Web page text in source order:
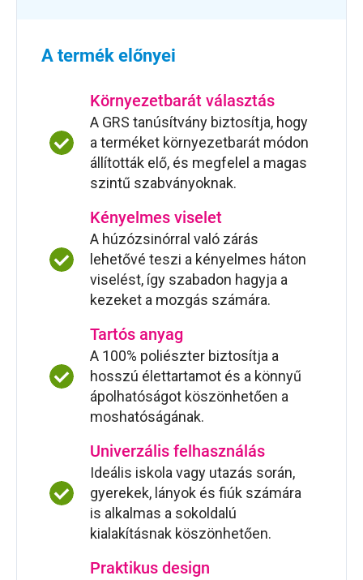
A termék előnyei
Környezetbarát választás
A GRS tanúsítvány biztosítja, hogy
a terméket környezetbarát módon
állították elő, és megfelel a magas
szintű szabványoknak.
Kényelmes viselet
A húzózsinórral való zárás
lehetővé teszi a kényelmes háton
viselést, így szabadon hagyja a
kezeket a mozgás számára.
Tartós anyag
A 100% poliészter biztosítja a
hosszú élettartamot és a könnyű
ápolhatóságot köszönhetően a
moshatóságának.
Univerzális felhasználás
Ideális iskola vagy utazás során,
gyerekek, lányok és fiúk számára
is alkalmas a sokoldalú
kialakításnak köszönhetően.
Praktikus design